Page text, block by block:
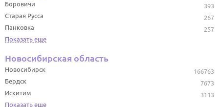
393
Боровичи
267
Старая Русса
257
Панковка
Показать еще
Новосибирская область
166763
Новосибирск
7673
Бердск
3113
Искитим
Показать еще